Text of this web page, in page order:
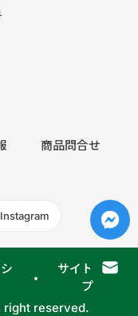
商品問合せ
Instagram
サイトマッ
プ
right reserved.